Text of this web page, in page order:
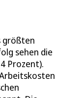
größten
sehen die
Prozent).